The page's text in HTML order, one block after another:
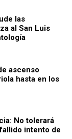
las
al San Luis
ascenso
hasta en los
No tolerará
intento de